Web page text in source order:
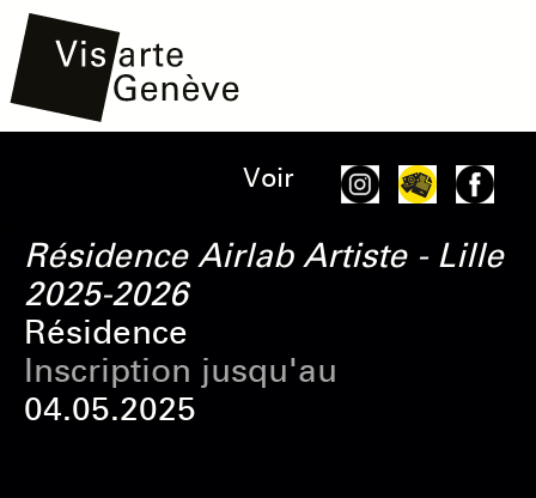
principal
Voir
Résidence Airlab Artiste - Lille
2025-2026
Résidence
Inscription jusqu'au
04.05.2025